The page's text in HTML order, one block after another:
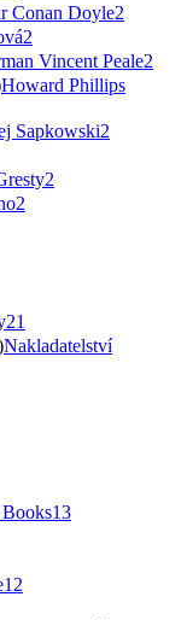
Conan Doyle2
2
Vincent Peale2
Howard Phillips
Sapkowski2
2
2
21
Nakladatelství
13
12